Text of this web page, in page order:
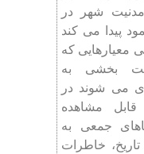
شهر در
پیدا می کند
معیارهایی که
بخشی به
می شوند در
قابل مشاهده
جمعی به
خاطرات